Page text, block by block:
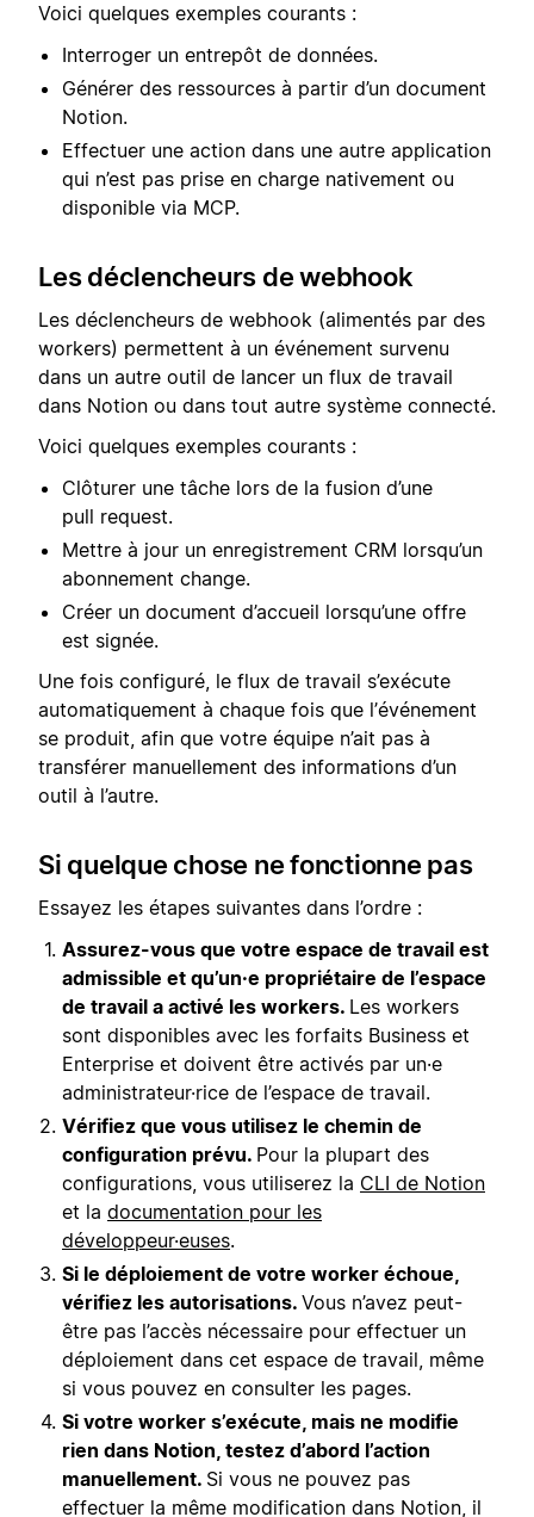
Voici quelques exemples courants :
Interroger un entrepôt de données.
Générer des ressources à partir d’un document
Notion.
Effectuer une action dans une autre application
qui n’est pas prise en charge nativement ou
disponible via MCP.
Les déclencheurs de webhook
Les déclencheurs de webhook (alimentés par des
workers) permettent à un événement survenu
dans un autre outil de lancer un flux de travail
dans Notion ou dans tout autre système connecté.⁠⁠⁠⁠
Voici quelques exemples courants :
Clôturer une tâche lors de la fusion d’une
pull request.
Mettre à jour un enregistrement CRM lorsqu’un
abonnement change.
Créer un document d’accueil lorsqu’une offre
est signée.
Une fois configuré, le flux de travail s’exécute
automatiquement à chaque fois que l’événement
se produit, afin que votre équipe n’ait pas à
transférer manuellement des informations d’un
outil à l’autre.
Si quelque chose ne fonctionne pas
Essayez les étapes suivantes dans l’ordre :
Assurez-vous que votre espace de travail est
admissible et qu’un·e propriétaire de l’espace
de travail a activé les workers. Les workers
sont disponibles avec les forfaits Business et
Enterprise et doivent être activés par un·e
administrateur·rice de l’espace de travail.
Vérifiez que vous utilisez le chemin de
configuration prévu. Pour la plupart des
configurations, vous utiliserez la CLI de Notion
et la documentation pour les
développeur·euses.
Si le déploiement de votre worker échoue,
vérifiez les autorisations. Vous n’avez peut-
être pas l’accès nécessaire pour effectuer un
déploiement dans cet espace de travail, même
si vous pouvez en consulter les pages.
Si votre worker s’exécute, mais ne modifie
rien dans Notion, testez d’abord l’action
manuellement. Si vous ne pouvez pas
effectuer la même modification dans Notion, il